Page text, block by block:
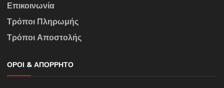
Επικοινωνία
Τρόποι Πληρωμής
Τρόποι Αποστολής
ΌΡΟΙ & ΑΠΌΡΡΗΤΟ